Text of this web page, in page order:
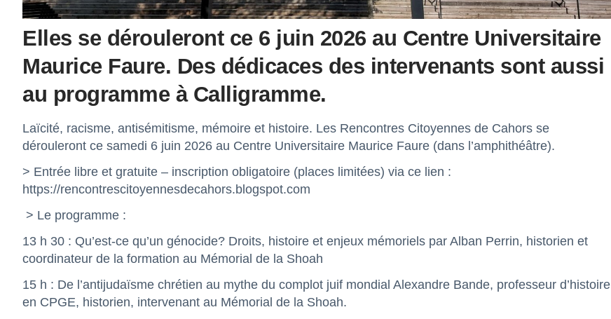
Elles se dérouleront ce 6 juin 2026 au Centre Universitaire
Maurice Faure. Des dédicaces des intervenants sont aussi
au programme à Calligramme.
Laïcité, racisme, antisémitisme, mémoire et histoire. Les Rencontres Citoyennes de Cahors se
dérouleront ce samedi 6 juin 2026 au Centre Universitaire Maurice Faure (dans l’amphithéâtre).
> Entrée libre et gratuite – inscription obligatoire (places limitées) via ce lien :
https://rencontrescitoyennesdecahors.blogspot.com
> Le programme :
13 h 30 : Qu’est-ce qu’un génocide? Droits, histoire et enjeux mémoriels par Alban Perrin, historien et
coordinateur de la formation au Mémorial de la Shoah
15 h : De l’antijudaïsme chrétien au mythe du complot juif mondial Alexandre Bande, professeur d’histoire
en CPGE, historien, intervenant au Mémorial de la Shoah.